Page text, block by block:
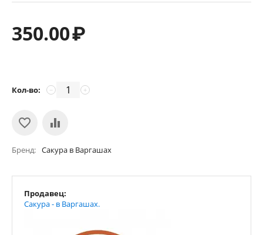
350.00₽
Кол-во: +
−
Бренд Сакура в Варгашах
Продавец:
Сакура - в Варгашах.